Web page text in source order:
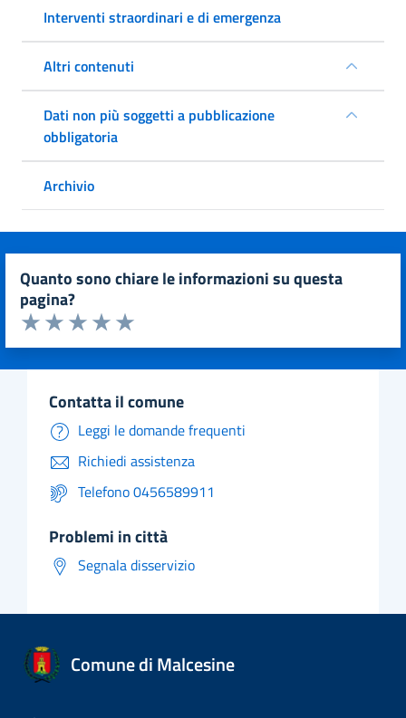
Interventi straordinari e di emergenza
Altri contenuti
Dati non più soggetti a pubblicazione
obbligatoria
Archivio
quanto sono chiare le informazioni su questa
pagina?
Valuta da 1 a 5 stelle la pagina
Valuta 5 stelle su 5
Valuta 4 stelle su 5
Valuta 3 stelle su 5
Valuta 2 stelle su 5
Valuta 1 stelle su 5
contatta il comune
Leggi le domande frequenti
Richiedi assistenza
Telefono 0456589911
problemi in città
Segnala disservizio
Comune di Malcesine